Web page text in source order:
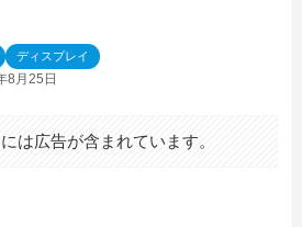
ディスプレイ
8月25日
は広告が含まれています。